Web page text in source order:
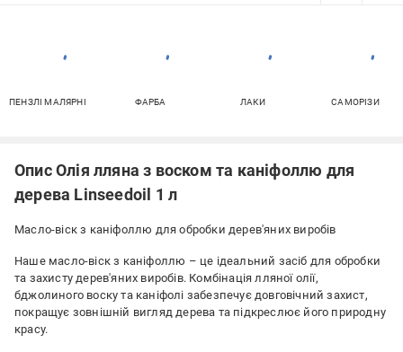
ПЕНЗЛІ МАЛЯРНІ ФАРБА ЛАКИ САМОРІЗИ
Опис Олія лляна з воском та каніфоллю для
дерева Linseedoil 1 л
Масло-віск з каніфоллю для обробки дерев'яних виробів
Наше масло-віск з каніфоллю – це ідеальний засіб для обробки
та захисту дерев'яних виробів. Комбінація лляної олії,
бджолиного воску та каніфолі забезпечує довговічний захист,
покращує зовнішній вигляд дерева та підкреслює його природну
красу.